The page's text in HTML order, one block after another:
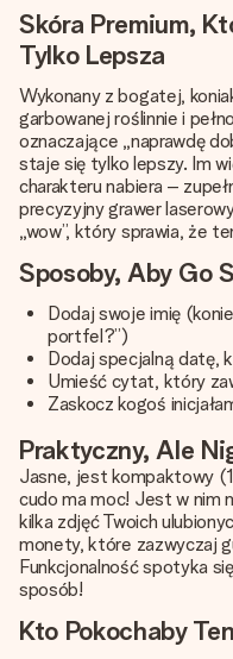
Skóra Premium,
Tylko Lepsza
Wykonany z bogatej,
garbowanej roślinnie i
oznaczające „naprawdę
staje się tylko lepszy. Im
charakteru nabiera –
precyzyjny grawer
„wow”, który sprawia, że
Sposoby, Aby Go
Dodaj swoje imię
portfel?”)
Dodaj specjalną datę,
Umieść cytat, który
Zaskocz kogoś
Praktyczny, Ale
Jasne, jest kompaktowy
cudo ma moc! Jest w nim
kilka zdjęć Twoich
monety, które zazwyczaj
Funkcjonalność spotyka
sposób!
Kto Pokochaby